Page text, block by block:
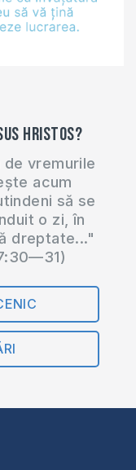
Hristos?
de vremurile
acum
să se
o zi, în
dreptate..."